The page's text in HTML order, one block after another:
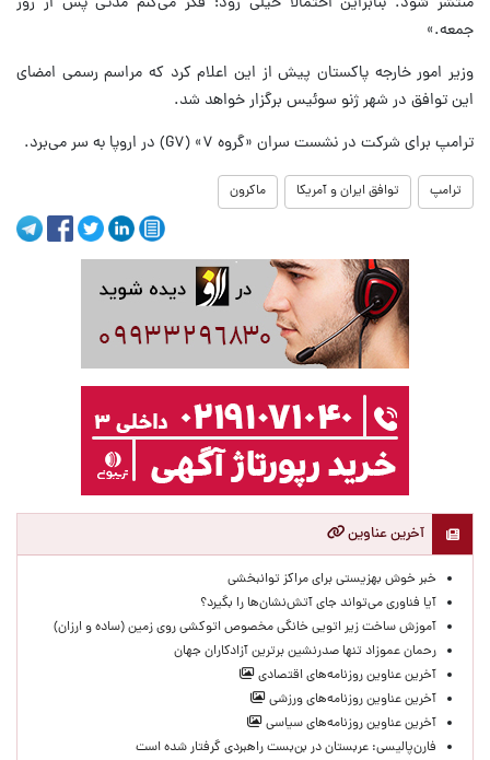
جمعه.»
وزیر امور خارجه پاکستان پیش از این اعلام کرد که مراسم رسمی امضای
این توافق در شهر ژنو سوئیس برگزار خواهد شد.
ترامپ برای شرکت در نشست سران «گروه ۷» (G۷) در اروپا به سر می‌برد.
ترامپ توافق ایران و آمریکا ماکرون
آخرین عناوین
خبر خوش بهزیستی برای مراکز توانبخشی
آیا فناوری می‌تواند جای آتش‌نشان‌ها را بگیرد؟
آموزش ساخت زیر اتویی خانگی مخصوص اتوکشی روی زمین (ساده و ارزان)
رحمان عموزاد تنها صدرنشین برترین آزادکاران جهان
آخرین عناوین روزنامه‌های اقتصادی
آخرین عناوین روزنامه‌های ورزشی
آخرین عناوین روزنامه‌های سیاسی
فارن‌پالیسی: عربستان در بن‌بست راهبردی گرفتار شده است